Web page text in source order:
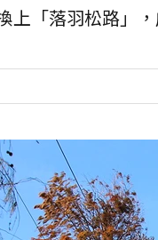
上「落羽松路」